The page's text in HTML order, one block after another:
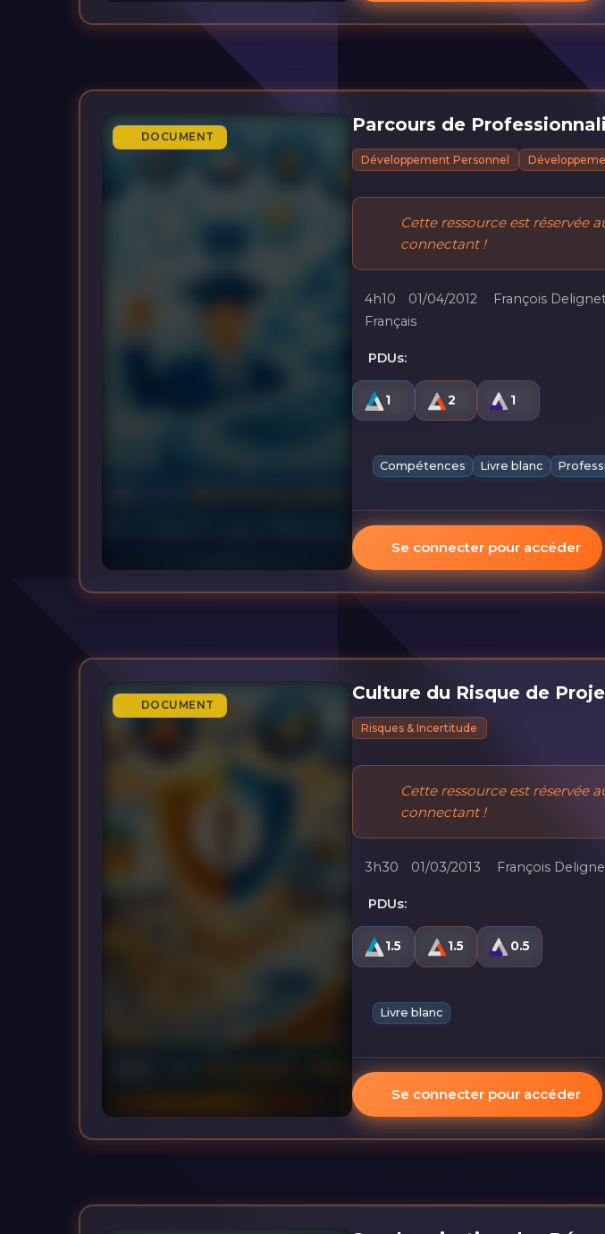
DOCUMENT
Parcours de
Développement Personnel
Cette ressource est réservée
connectant !
4h10 01/04/2012 François
Français
PDUs:
1 2 1
Compétences Livre blanc
Se connecter pour accéder
DOCUMENT
Culture du Risque de
Risques & Incertitude
Cette ressource est réservée
connectant !
3h30 01/03/2013 François
PDUs:
1.5 1.5 0.5
Livre blanc
Se connecter pour accéder